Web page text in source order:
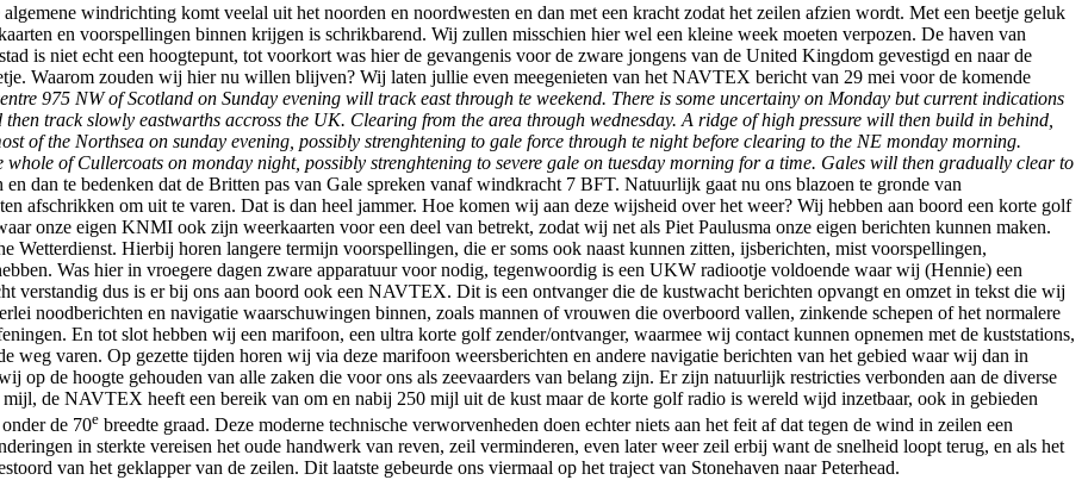
windrichting komt veelal uit het noorden en noordwesten en dan met een kracht zodat het zeilen afzien wordt. Met een beetje geluk
en voorspellingen binnen krijgen is schrikbarend. Wij zullen misschien hier wel een kleine week moeten verpozen. De haven van
is niet echt een hoogtepunt, tot voorkort was hier de gevangenis voor de zware jongens van de United Kingdom gevestigd en naar de
Waarom zouden wij hier nu willen blijven? Wij laten jullie even meegenieten van het NAVTEX bericht van 29 mei voor de komende
975 NW of Scotland on Sunday evening will track east through te weekend. There is some uncertainy on Monday but current indications
track slowly eastwarths accross the UK. Clearing from the area through wednesday. A ridge of high pressure will then build in behind,
of the Northsea on sunday evening, possibly strenghtening to gale force through te night before clearing to the NE monday morning.
of Cullercoats on monday night, possibly strenghtening to severe gale on tuesday morning for a time. Gales will then gradually clear to
en dan te bedenken dat de Britten pas van Gale spreken vanaf windkracht 7 BFT. Natuurlijk gaat nu ons blazoen te gronde van
afschrikken om uit te varen. Dat is dan heel jammer. Hoe komen wij aan deze wijsheid over het weer? Wij hebben aan boord een korte golf
onze eigen KNMI ook zijn weerkaarten voor een deel van betrekt, zodat wij net als Piet Paulusma onze eigen berichten kunnen maken.
Hierbij horen langere termijn voorspellingen, die er soms ook naast kunnen zitten, ijsberichten, mist voorspellingen,
Was hier in vroegere dagen zware apparatuur voor nodig, tegenwoordig is een UKW radiootje voldoende waar wij (Hennie) een
verstandig dus is er bij ons aan boord ook een NAVTEX. Dit is een ontvanger die de kustwacht berichten opvangt en omzet in tekst die wij
noodberichten en navigatie waarschuwingen binnen, zoals mannen of vrouwen die overboord vallen, zinkende schepen of het normalere
En tot slot hebben wij een marifoon, een ultra korte golf zender/ontvanger, waarmee wij contact kunnen opnemen met de kuststations,
weg varen. Op gezette tijden horen wij via deze marifoon weersberichten en andere navigatie berichten van het gebied waar wij dan in
de hoogte gehouden van alle zaken die voor ons als zeevaarders van belang zijn. Er zijn natuurlijk restricties verbonden aan de diverse
de NAVTEX heeft een bereik van om en nabij 250 mijl uit de kust maar de korte golf radio is wereld wijd inzetbaar, ook in gebieden
de 70e breedte graad. Deze moderne technische verworvenheden doen echter niets aan het feit af dat tegen de wind in zeilen een
in sterkte vereisen het oude handwerk van reven, zeil verminderen, even later weer zeil erbij want de snelheid loopt terug, en als het
van het geklapper van de zeilen. Dit laatste gebeurde ons viermaal op het traject van Stonehaven naar Peterhead.